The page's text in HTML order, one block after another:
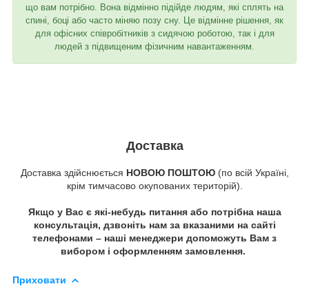
що вам потрібно. Вона відмінно підійде людям, які сплять на
спині, боці або часто міняю позу сну. Це відмінне рішення, як
для офісних співробітників з сидячою роботою, так і для
людей з підвищеним фізичним навантаженням.
Доставка
Доставка здійснюється НОВОЮ ПОШТОЮ(по всій Україні,
крім тимчасово окупованих територій).
Якщо у Вас є які-небудь питання або потрібна наша
консультація, дзвоніть нам за вказаними на сайті
телефонами – наші менеджери допоможуть Вам з
вибором і оформленням замовлення.
Приховати